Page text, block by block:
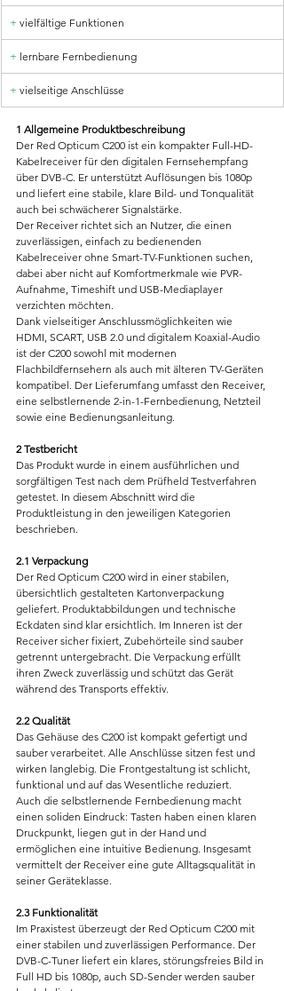
+ vielfältige Funktionen
+ lernbare Fernbedienung
+ vielseitige Anschlüsse
1 Allgemeine Produktbeschreibung
Der Red Opticum C200 ist ein kompakter Full-HD-
Kabelreceiver für den digitalen Fernsehempfang
über DVB-C. Er unterstützt Auflösungen bis 1080p
und liefert eine stabile, klare Bild- und Tonqualität
auch bei schwächerer Signalstärke.
Der Receiver richtet sich an Nutzer, die einen
zuverlässigen, einfach zu bedienenden
Kabelreceiver ohne Smart-TV-Funktionen suchen,
dabei aber nicht auf Komfortmerkmale wie PVR-
Aufnahme, Timeshift und USB-Mediaplayer
verzichten möchten.
Dank vielseitiger Anschlussmöglichkeiten wie
HDMI, SCART, USB 2.0 und digitalem Koaxial-Audio
ist der C200 sowohl mit modernen
Flachbildfernsehern als auch mit älteren TV-Geräten
kompatibel. Der Lieferumfang umfasst den Receiver,
eine selbstlernende 2-in-1-Fernbedienung, Netzteil
sowie eine Bedienungsanleitung.
2 Testbericht
Das Produkt wurde in einem ausführlichen und
sorgfältigen Test nach dem Prüfheld Testverfahren
getestet. In diesem Abschnitt wird die
Produktleistung in den jeweiligen Kategorien
beschrieben.
2.1 Verpackung
Der Red Opticum C200 wird in einer stabilen,
übersichtlich gestalteten Kartonverpackung
geliefert. Produktabbildungen und technische
Eckdaten sind klar ersichtlich. Im Inneren ist der
Receiver sicher fixiert, Zubehörteile sind sauber
getrennt untergebracht. Die Verpackung erfüllt
ihren Zweck zuverlässig und schützt das Gerät
während des Transports effektiv.
2.2 Qualität
Das Gehäuse des C200 ist kompakt gefertigt und
sauber verarbeitet. Alle Anschlüsse sitzen fest und
wirken langlebig. Die Frontgestaltung ist schlicht,
funktional und auf das Wesentliche reduziert.
Auch die selbstlernende Fernbedienung macht
einen soliden Eindruck: Tasten haben einen klaren
Druckpunkt, liegen gut in der Hand und
ermöglichen eine intuitive Bedienung. Insgesamt
vermittelt der Receiver eine gute Alltagsqualität in
seiner Geräteklasse.
2.3 Funktionalität
Im Praxistest überzeugt der Red Opticum C200 mit
einer stabilen und zuverlässigen Performance. Der
DVB-C-Tuner liefert ein klares, störungsfreies Bild in
Full HD bis 1080p, auch SD-Sender werden sauber